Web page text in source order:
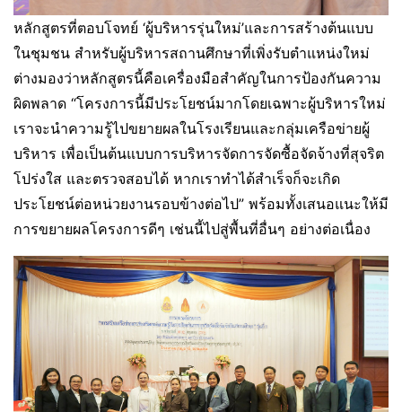
หลักสูตรที่ตอบโจทย์ ‘ผู้บริหารรุ่นใหม่’และการสร้างต้นแบบ
ในชุมชน สำหรับผู้บริหารสถานศึกษาที่เพิ่งรับตำแหน่งใหม่
ต่างมองว่าหลักสูตรนี้คือเครื่องมือสำคัญในการป้องกันความ
ผิดพลาด “โครงการนี้มีประโยชน์มากโดยเฉพาะผู้บริหารใหม่
เราจะนำความรู้ไปขยายผลในโรงเรียนและกลุ่มเครือข่ายผู้
บริหาร เพื่อเป็นต้นแบบการบริหารจัดการจัดซื้อจัดจ้างที่สุจริต
โปร่งใส และตรวจสอบได้ หากเราทำได้สำเร็จก็จะเกิด
ประโยชน์ต่อหน่วยงานรอบข้างต่อไป” พร้อมทั้งเสนอแนะให้มี
การขยายผลโครงการดีๆ เช่นนี้ไปสู่พื้นที่อื่นๆ อย่างต่อเนื่อง